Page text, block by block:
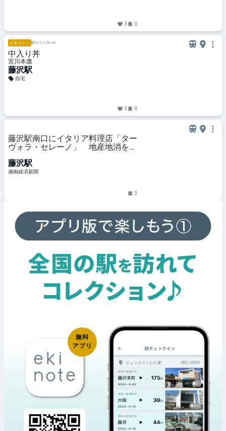
3 0
エキメシ！ 駅から126 m
中入り丼
宮川本廛
藤沢駅
自宅
3 0
藤沢駅南口にイタリア料理店「ター
ヴォラ・セレーノ」 地産地消をテ
藤沢駅
湘南経済新聞
3